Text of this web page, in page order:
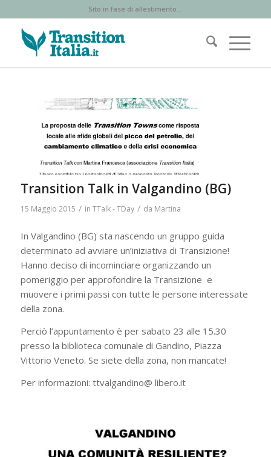
Sito in fase di allestimento...
Transition Talk in Valgandino (BG)
15 Maggio 2015 / in TTalk - TDay / da Martina
In Valgandino (BG) sta nascendo un gruppo guida
determinato ad avviare un’iniziativa di Transizione!
Hanno deciso di incominciare organizzando un
pomeriggio per approfondire la Transizione e
muovere i primi passi con tutte le persone interessate
della zona.
Perciò l’appuntamento è per sabato 23 alle 15.30
presso la biblioteca comunale di Gandino, Piazza
Vittorio Veneto. Se siete della zona, non mancate!
Per informazioni: ttvalgandino@ libero.it